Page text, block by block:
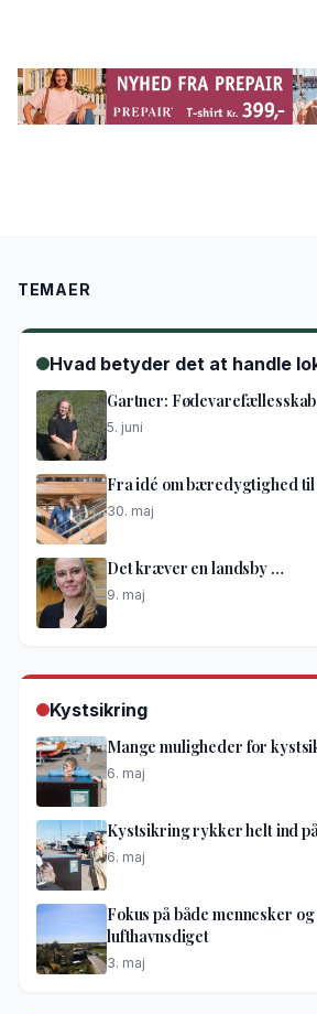
TEMAER
Hvad betyder det at handle
Gartner:
5. juni
Fra idé om bæredygtighed
30. maj
Det kræver en landsby …
9. maj
Kystsikring
Mange muligheder for
6. maj
Kystsikring rykker helt ind
6. maj
Fokus på både mennesker
lufthavnsdiget
3. maj